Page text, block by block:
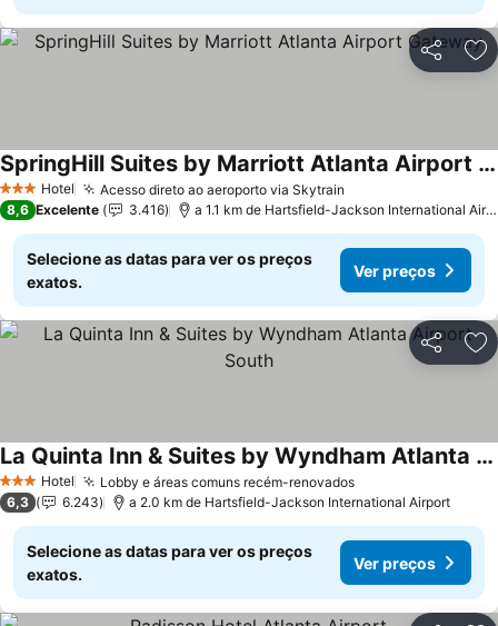
Partilhar
3 EstrelasHotel Acesso direto ao aeroporto via Skytrain
SpringHill Suites by Marriott Atlanta Airport Gateway
8,6 Excelente 3.416 a 1.1 km de Hartsfield-Jackson International Airport
Selecione as datas para ver os preços
exatos.
Ver preços
Partilhar
3 EstrelasHotel Lobby e áreas comuns recém-renovados
La Quinta Inn & Suites by Wyndham Atlanta Airport South
6,3 6.243 a 2.0 km de Hartsfield-Jackson International Airport
Selecione as datas para ver os preços
exatos.
Ver preços